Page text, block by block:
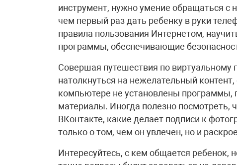
инструмент, нужно умение обращаться с
чем первый раз дать ребенку в руки
правила пользования Интернетом,
программы, обеспечивающие
Совершая путешествия по виртуальному
натолкнуться на нежелательный
компьютере не установлены
материалы. Иногда полезно посмотреть,
ВКонтакте, какие делает подписи к
только о том, чем он увлечен, но и
Интересуйтесь, с кем общается ребенок,